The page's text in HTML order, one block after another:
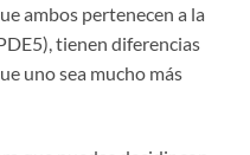
ambos pertenecen a la
tienen diferencias
uno sea mucho más